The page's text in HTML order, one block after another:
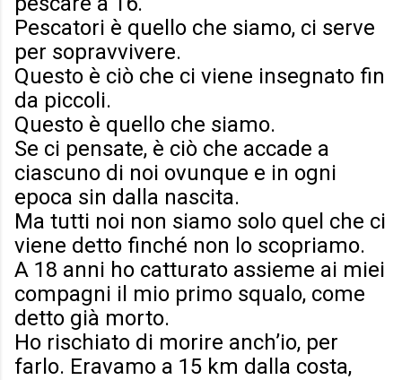
Pescatori è quello che siamo, ci serve
per sopravvivere.
Questo è ciò che ci viene insegnato fin
da piccoli.
Questo è quello che siamo.
Se ci pensate, è ciò che accade a
ciascuno di noi ovunque e in ogni
epoca sin dalla nascita.
Ma tutti noi non siamo solo quel che ci
viene detto finché non lo scopriamo.
A 18 anni ho catturato assieme ai miei
compagni il mio primo squalo, come
detto già morto.
Ho rischiato di morire anch’io, per
farlo. Eravamo a 15 km dalla costa,